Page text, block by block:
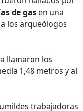
de gas en una
los arqueólogos
llamaron los
1,48 metros y al
trabajadoras